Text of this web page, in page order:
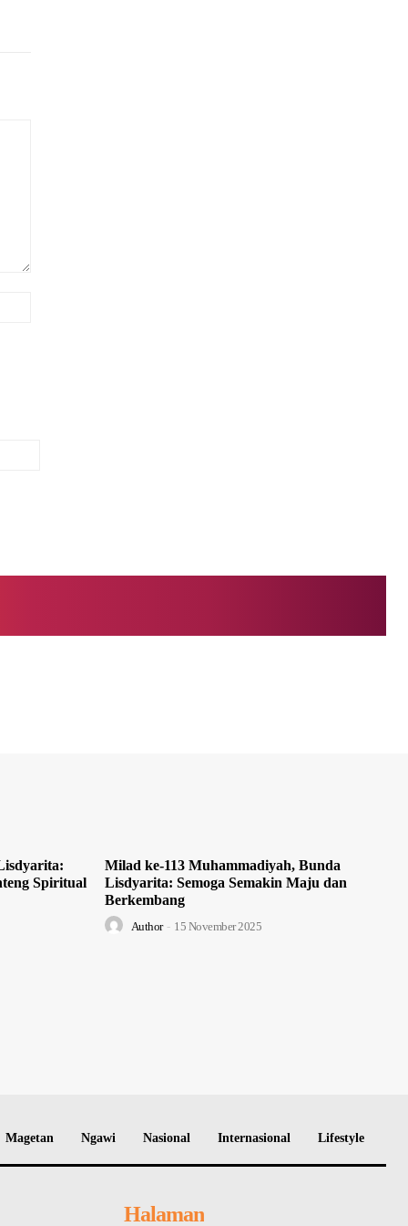
Spiritual
Milad ke-113 Muhammadiyah, Bunda
Lisdyarita: Semoga Semakin Maju dan
Berkembang
Author - 15 November 2025
Magetan Ngawi Nasional Internasional Lifestyle
Halaman